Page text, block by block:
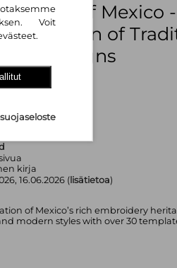
of Mexico
of
Designs
kirja
16.06.2026 (lisätietoa)
of Mexico’s rich embroidery
modern styles with over 30
Voit